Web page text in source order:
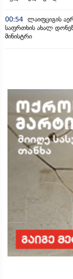
00:54 ლაიფციგის
საფრთხის ახალ
მინისტრი